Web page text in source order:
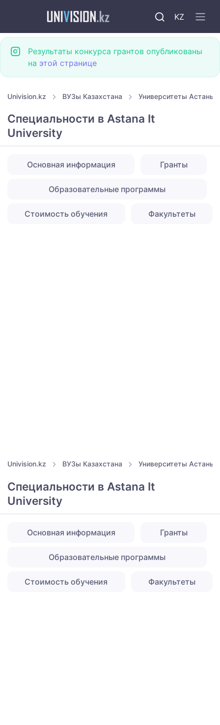
KZ
Результаты конкурса грантов опубликованы
на этой странице
Univision.kz ВУЗы Казахстана Университеты Астаны
Специальности в Astana It
University
Основная информация Гранты
Образовательные программы
Стоимость обучения Факультеты
Univision.kz ВУЗы Казахстана Университеты Астаны
Специальности в Astana It
University
Основная информация Гранты
Образовательные программы
Стоимость обучения Факультеты